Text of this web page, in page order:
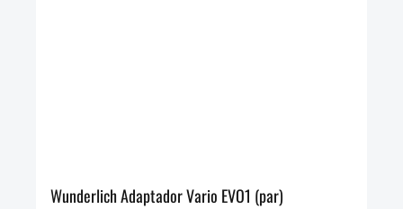
Wunderlich Adaptador Vario EVO1 (par)